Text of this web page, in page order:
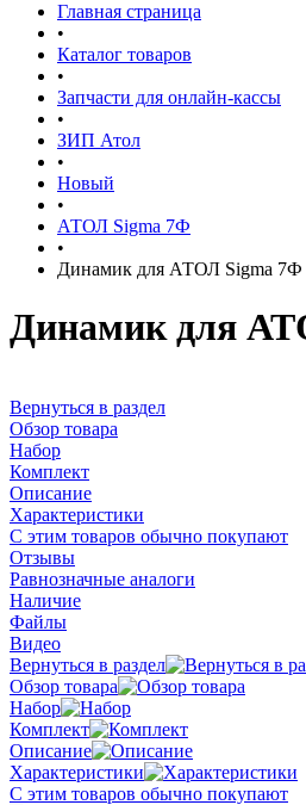
Главная страница
•
Каталог товаров
•
Запчасти для онлайн-кассы
•
ЗИП Атол
•
Новый
•
АТОЛ Sigma 7Ф
•
Динамик для АТОЛ Sigma 7Ф
Динамик для
Вернуться в раздел
Обзор товара
Набор
Комплект
Описание
Характеристики
С этим товаров обычно покупают
Отзывы
Равнозначные аналоги
Наличие
Файлы
Видео
Вернуться в раздел
Обзор товара
Набор
Комплект
Описание
Характеристики
С этим товаров обычно покупают